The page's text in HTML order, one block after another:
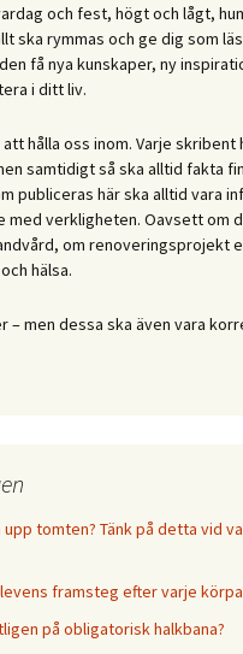
och fest, högt och lågt,
ska rymmas och ge dig som
få nya kunskaper, ny
i ditt liv.
hålla oss inom. Varje skribent
samtidigt så ska alltid fakta
publiceras här ska alltid vara
med verkligheten. Oavsett om
om renoveringsprojekt
hälsa.
– men dessa ska även vara
tomten? Tänk på detta vid
framsteg efter varje
på obligatorisk halkbana?